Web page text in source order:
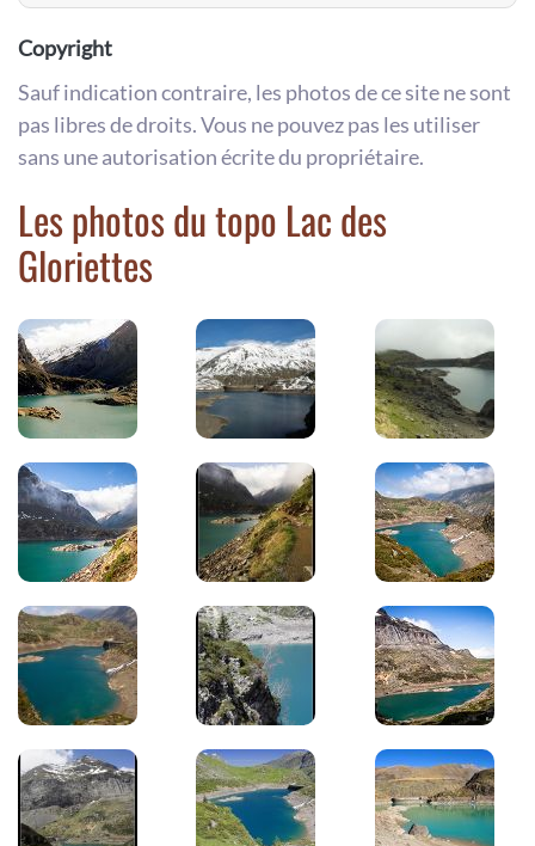
Copyright
Sauf indication contraire, les photos de ce site ne sont
pas libres de droits. Vous ne pouvez pas les utiliser
sans une autorisation écrite du propriétaire.
Les photos du topo Lac des
Gloriettes